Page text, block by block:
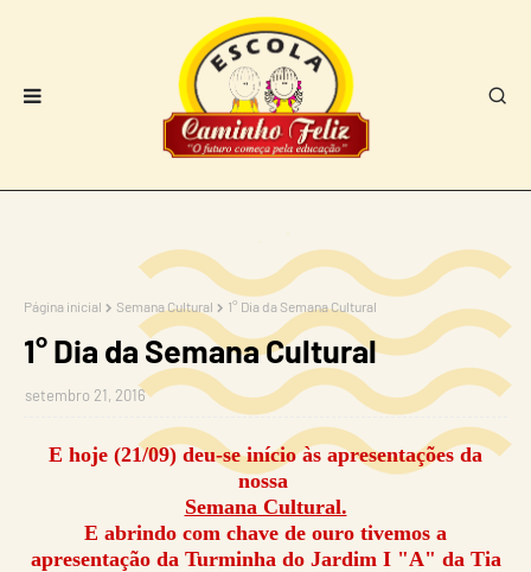
Página inicial Semana Cultural 1° Dia da Semana Cultural
1° Dia da Semana Cultural
setembro 21, 2016
E hoje (21/09) deu-se início às apresentações da
nossa
Semana Cultural.
E abrindo com chave de ouro tivemos a
apresentação da Turminha do Jardim I "A" da Tia